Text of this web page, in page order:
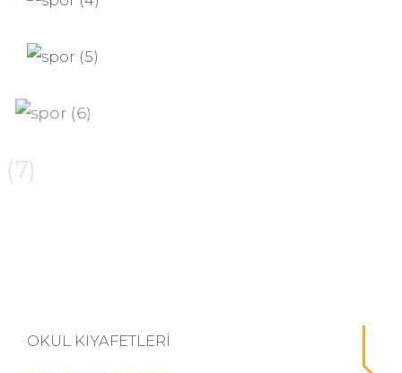
OKUL KIYAFETLERI